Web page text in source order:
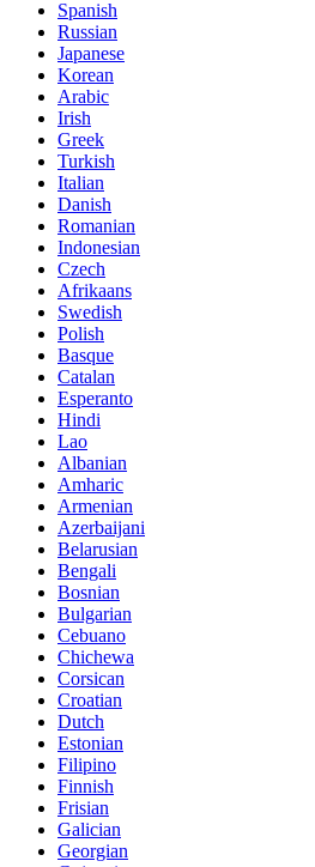
Spanish
Russian
Japanese
Korean
Arabic
Irish
Greek
Turkish
Italian
Danish
Romanian
Indonesian
Czech
Afrikaans
Swedish
Polish
Basque
Catalan
Esperanto
Hindi
Lao
Albanian
Amharic
Armenian
Azerbaijani
Belarusian
Bengali
Bosnian
Bulgarian
Cebuano
Chichewa
Corsican
Croatian
Dutch
Estonian
Filipino
Finnish
Frisian
Galician
Georgian